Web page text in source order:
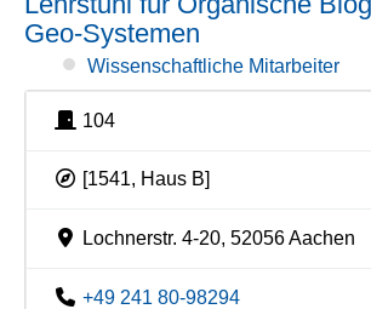
Geo-Systemen
Wissenschaftliche Mitarbeiter
104
[1541, Haus B]
Lochnerstr. 4-20, 52056 Aachen
+49 241 80-98294